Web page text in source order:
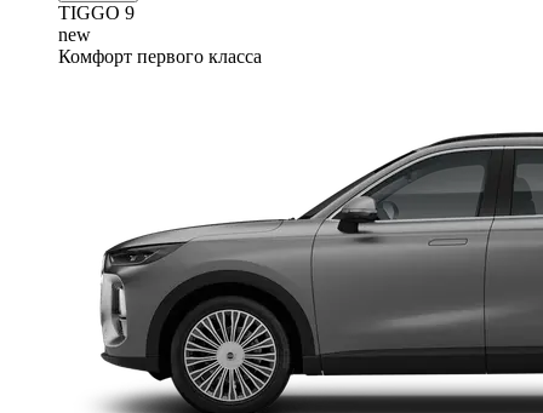
TIGGO 9
new
Комфорт первого класса